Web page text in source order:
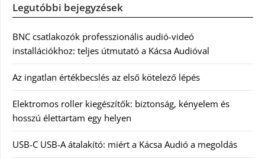
Legutóbbi bejegyzések
BNC csatlakozók professzionális audió-videó
installációkhoz: teljes útmutató a Kácsa Audióval
Az ingatlan értékbecslés az első kötelező lépés
Elektromos roller kiegészítők: biztonság, kényelem és
hosszú élettartam egy helyen
USB-C USB-A átalakító: miért a Kácsa Audió a megoldás